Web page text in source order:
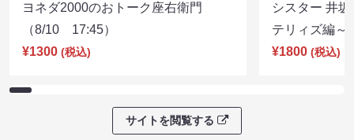
ヨネダ2000のおトーク座右衛門
（8/10 17:45）
¥1300 (税込)
シスター 井
テリィズ編
¥1800 (税込)
サイトを閲覧する